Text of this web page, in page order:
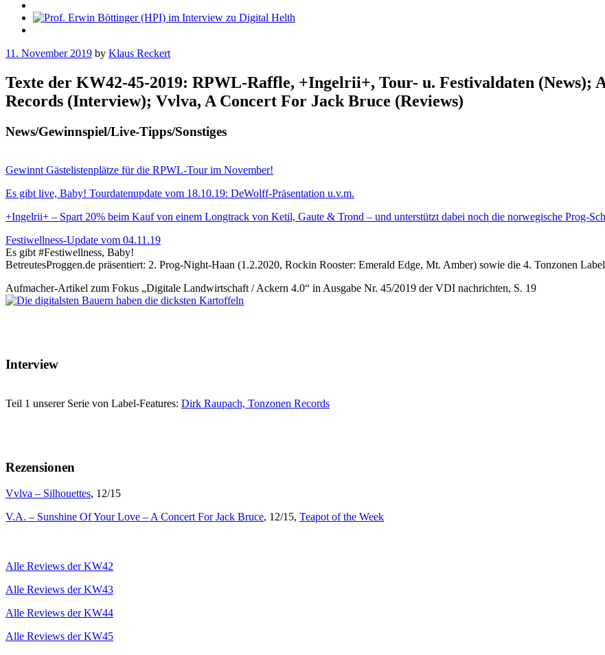
11. November 2019 by Klaus Reckert
Texte der KW42-45-2019: RPWL-Raffle, +Ingelrii+, Tour- u. Festivaldaten (News);
Records (Interview); Vvlva, A Concert For Jack Bruce (Reviews)
News/Gewinnspiel/Live-Tipps/Sonstiges
Gewinnt Gästelistenplätze für die RPWL-Tour im November!
Es gibt live, Baby! Tourdatenupdate vom 18.10.19: DeWolff-Präsentation u.v.m.
+Ingelrii+ – Spart 20% beim Kauf von einem Longtrack von Ketil, Gaute & Trond – und unterstützt dabei noch die norwegische Prog-
Festiwellness-Update vom 04.11.19
Es gibt #Festiwellness, Baby!
BetreutesProggen.de präsentiert: 2. Prog-Night-Haan (1.2.2020, Rockin Rooster: Emerald Edge, Mt. Amber) sowie die 4. Tonzonen
Aufmacher-Artikel zum Fokus „Digitale Landwirtschaft / Ackern 4.0“ in Ausgabe Nr. 45/2019 der VDI nachrichten, S. 19
Interview
Teil 1 unserer Serie von Label-Features: Dirk Raupach, Tonzonen Records
Rezensionen
Vvlva – Silhouettes, 12/15
V.A. – Sunshine Of Your Love – A Concert For Jack Bruce, 12/15, Teapot of the Week
Alle Reviews der KW42
Alle Reviews der KW43
Alle Reviews der KW44
Alle Reviews der KW45